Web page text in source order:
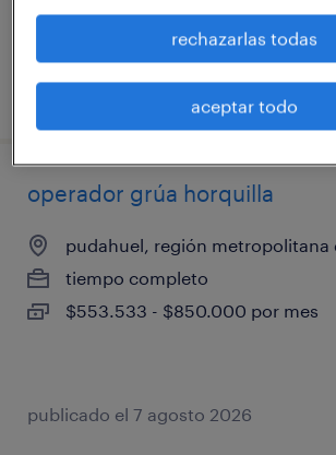
$620.000 - $620.001 por mes
publicado el 21 julio 2026
operador grúa horquilla
pudahuel, región metropolitana
tiempo completo
$553.533 - $850.000 por mes
publicado el 7 agosto 2026
rechazarlas todas
aceptar todo